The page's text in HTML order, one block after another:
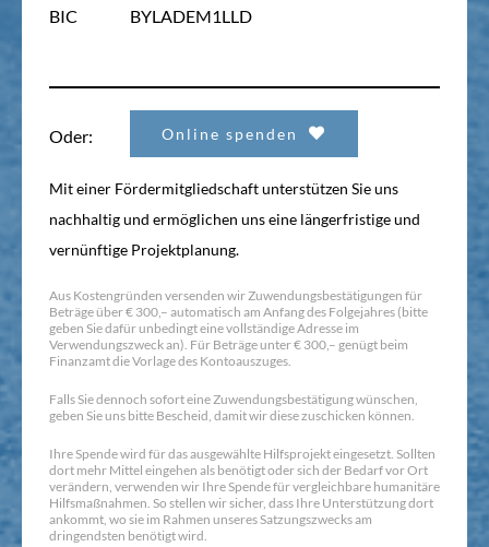
BIC
BYLADEM1LLD
Oder: Online spenden
Mit einer Fördermitgliedschaft unterstützen Sie uns
nachhaltig und ermöglichen uns eine längerfristige und
vernünftige Projektplanung.
Aus Kostengründen versenden wir Zuwendungsbestätigungen für
Beträge über € 300,– automatisch am Anfang des Folgejahres (bitte
geben Sie dafür unbedingt eine vollständige Adresse im
Verwendungszweck an). Für Beträge unter € 300,– genügt beim
Finanzamt die Vorlage des Kontoauszuges.
Falls Sie dennoch sofort eine Zuwendungsbestätigung wünschen,
geben Sie uns bitte Bescheid, damit wir diese zuschicken können.
Ihre Spende wird für das ausgewählte Hilfsprojekt eingesetzt. Sollten
dort mehr Mittel eingehen als benötigt oder sich der Bedarf vor Ort
verändern, verwenden wir Ihre Spende für vergleichbare humanitäre
Hilfsmaßnahmen. So stellen wir sicher, dass Ihre Unterstützung dort
ankommt, wo sie im Rahmen unseres Satzungszwecks am
dringendsten benötigt wird.